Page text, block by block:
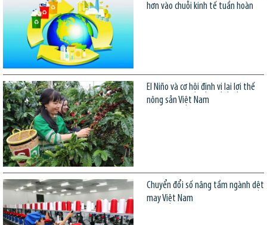
hơn vào chuỗi kinh tế tuần hoàn
El Niño và cơ hội định vị lại lợi thế
nông sản Việt Nam
Chuyển đổi số nâng tầm ngành dệt
may Việt Nam